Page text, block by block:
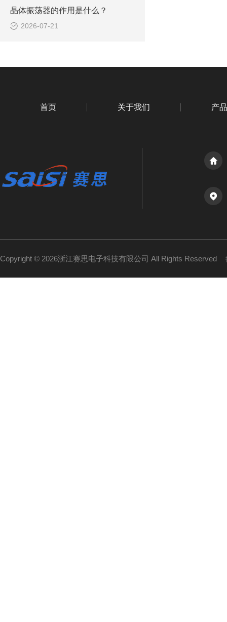
晶体振荡器的作用是什么？
2026-07-21
首页 关于我们 产
Copyright © 2026浙江赛思电子科技有限公司 All Rights Reserved